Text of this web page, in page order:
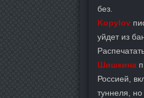
без.
Kopylov
уйдет из
Шишкина
Россией,
туннеля, но